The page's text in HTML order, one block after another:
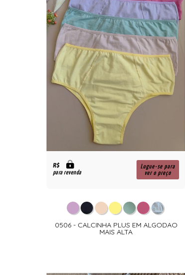
R$
para revenda
Logue-se para
ver o preço
0506 - CALCINHA PLUS EM ALGODAO
MAIS ALTA